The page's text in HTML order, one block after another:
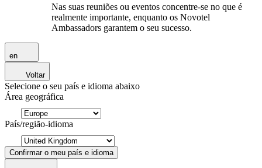
Nas suas reuniões ou eventos concentre-se no que é
realmente importante, enquanto os Novotel
Ambassadors garantem o seu sucesso.
en
Voltar
Selecione o seu país e idioma abaixo
Área geográfica
País/região-idioma
Confirmar o meu país e idioma